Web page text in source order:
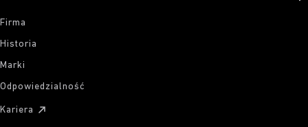
Firma
Historia
Marki
Odpowiedzialność
Kariera